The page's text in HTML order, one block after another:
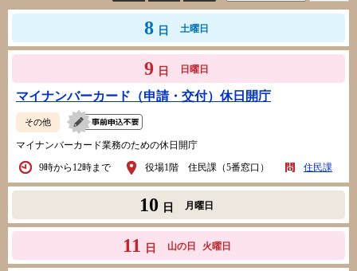
8 日 土曜日
9 日 日曜日
マイナンバーカード（申請・交付）休日開庁
その他
マイナンバーカード業務のための休日開庁
9時から12時まで
役場1階 住民課（5番窓口） 住民課
10 日 月曜日
11 日 山の日 火曜日